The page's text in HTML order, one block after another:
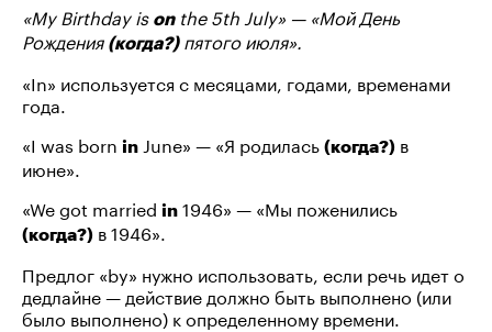
«My Birthday is onthe 5th July» — «Мой День
Рождения (когда?)пятого июля».
«In» используется с месяцами, годами, временами
года.
«I was born in June» — «Я родилась (когда?) в
июне».
«We got married in 1946» — «Мы поженились
(когда?) в 1946».
Предлог «by» нужно использовать, если речь идет о
дедлайне — действие должно быть выполнено (или
было выполнено) к определенному времени.